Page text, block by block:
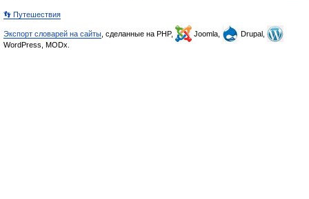
👣 Путешествия
Экспорт словарей на сайты , сделанные на PHP, Joomla,
Drupal,
WordPress, MODx.